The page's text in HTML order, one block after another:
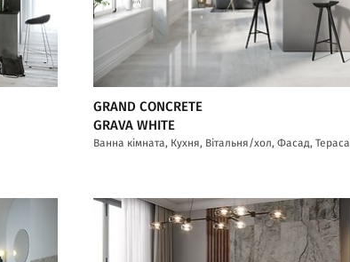
GRAND CONCRETE
GRAVA WHITE
Ванна кімната, Кухня, Вітальня/хол, Фасад, Тераса